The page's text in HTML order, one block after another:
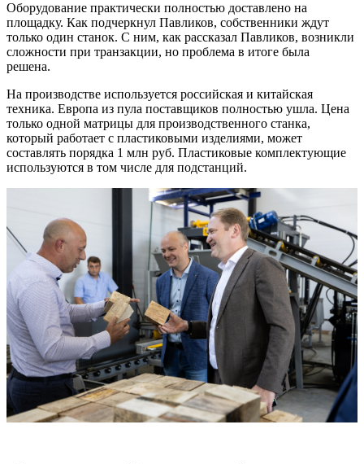
Оборудование практически полностью доставлено на
площадку. Как подчеркнул Павликов, собственники ждут
только один станок. С ним, как рассказал Павликов, возникли
сложности при транзакции, но проблема в итоге была
решена.
На производстве используется российская и китайская
техника. Европа из пула поставщиков полностью ушла. Цена
только одной матрицы для производственного станка,
который работает с пластиковыми изделиями, может
составлять порядка 1 млн руб. Пластиковые комплектующие
используются в том числе для подстанций.